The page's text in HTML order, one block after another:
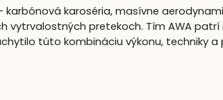
karoséria, masívne
pretekoch. Tím AWA patrí
túto kombináciu výkonu, techniky